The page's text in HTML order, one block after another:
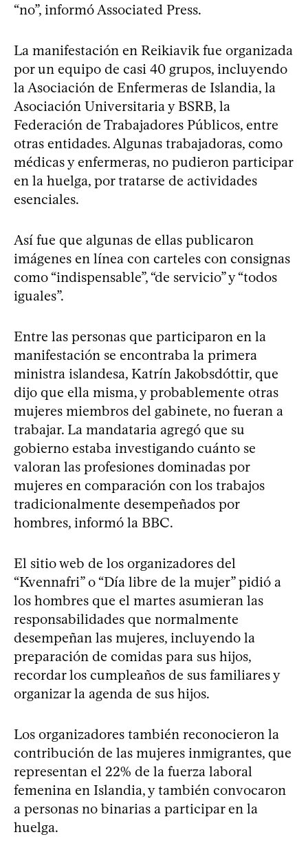
“no”, informó Associated Press.
La manifestación en Reikiavik fue organizada
por un equipo de casi 40 grupos, incluyendo
la Asociación de Enfermeras de Islandia, la
Asociación Universitaria y BSRB, la
Federación de Trabajadores Públicos, entre
otras entidades. Algunas trabajadoras, como
médicas y enfermeras, no pudieron participar
en la huelga, por tratarse de actividades
esenciales.
Así fue que algunas de ellas publicaron
imágenes en línea con carteles con consignas
como “indispensable”, “de servicio” y “todos
iguales”.
Entre las personas que participaron en la
manifestación se encontraba la primera
ministra islandesa, Katrín Jakobsdóttir, que
dijo que ella misma, y probablemente otras
mujeres miembros del gabinete, no fueran a
trabajar. La mandataria agregó que su
gobierno estaba investigando cuánto se
valoran las profesiones dominadas por
mujeres en comparación con los trabajos
tradicionalmente desempeñados por
hombres, informó la BBC.
El sitio web de los organizadores del
“Kvennafri” o “Día libre de la mujer” pidió a
los hombres que el martes asumieran las
responsabilidades que normalmente
desempeñan las mujeres, incluyendo la
preparación de comidas para sus hijos,
recordar los cumpleaños de sus familiares y
organizar la agenda de sus hijos.
Los organizadores también reconocieron la
contribución de las mujeres inmigrantes, que
representan el 22% de la fuerza laboral
femenina en Islandia, y también convocaron
a personas no binarias a participar en la
huelga.